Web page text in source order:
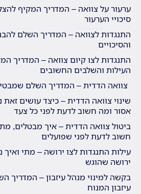
ערעור על צוואה – המדריך המקיף
סיכויי הערעור
התנגדות לצוואה – המדריך השלם
והסיכויים
התנגדות לצו קיום צוואה – המדריך
העילות והשלבים החשובים
צוואה הדדית – המדריך השלם
שינוי צוואה הדדית – כיצד עושים
אסור ומה חשוב לדעת לפני כל צעד
ביטול צוואה הדדית – איך מבטלים,
חשוב לדעת לפני שפועלים
עילות התנגדות לצו ירושה – מתי ואיך
ירושה שהוגש
בקשה למינוי מנהל עיזבון – המדריך
עיזבון המנוח